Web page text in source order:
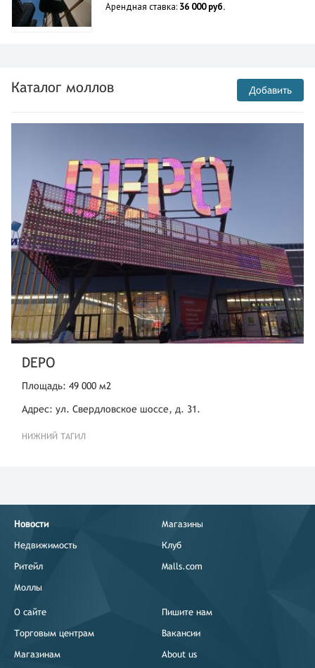
Арендная ставка: 36 000 руб.
Каталог моллов Добавить
DEPO
Площадь: 49 000 м2
Адрес: ул. Свердловское шоссе, д. 31.
НИЖНИЙ ТАГИЛ
Новости
Недвижимость
Ритейл
Моллы
Магазины
Клуб
Malls.com
О сайте
Торговым центрам
Магазинам
Пишите нам
Вакансии
About us